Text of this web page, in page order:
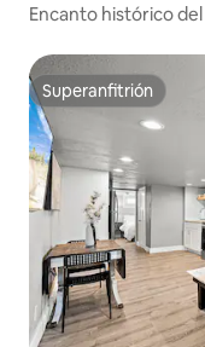
Encanto histórico
Superanfitrión
Superanfitrión